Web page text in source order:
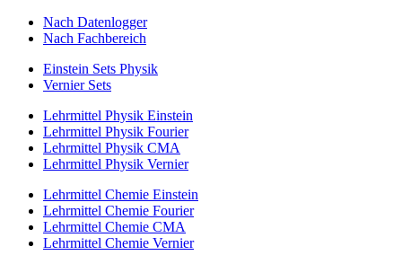
Nach Datenlogger
Nach Fachbereich
Einstein Sets Physik
Vernier Sets
Lehrmittel Physik Einstein
Lehrmittel Physik Fourier
Lehrmittel Physik CMA
Lehrmittel Physik Vernier
Lehrmittel Chemie Einstein
Lehrmittel Chemie Fourier
Lehrmittel Chemie CMA
Lehrmittel Chemie Vernier